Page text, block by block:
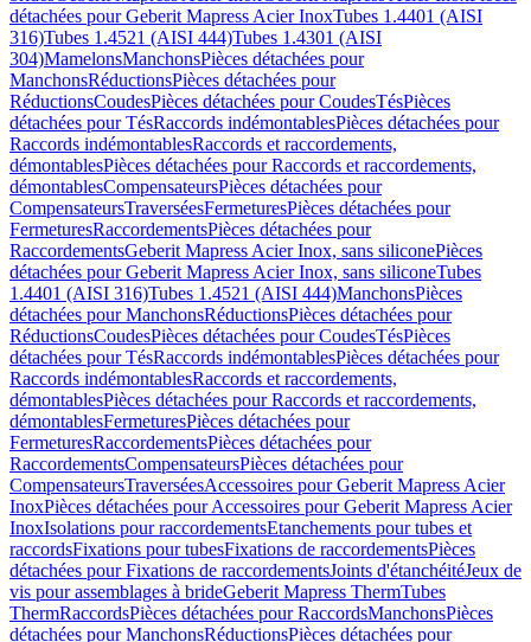
détachées pour Geberit Mapress Acier InoxTubes 1.4401 (AISI
316)Tubes 1.4521 (AISI 444)Tubes 1.4301 (AISI
304)MamelonsManchonsPièces détachées pour
ManchonsRéductionsPièces détachées pour
RéductionsCoudesPièces détachées pour CoudesTésPièces
détachées pour TésRaccords indémontablesPièces détachées pour
Raccords indémontablesRaccords et raccordements,
démontablesPièces détachées pour Raccords et raccordements,
démontablesCompensateursPièces détachées pour
CompensateursTraverséesFermeturesPièces détachées pour
FermeturesRaccordementsPièces détachées pour
RaccordementsGeberit Mapress Acier Inox, sans siliconePièces
détachées pour Geberit Mapress Acier Inox, sans siliconeTubes
1.4401 (AISI 316)Tubes 1.4521 (AISI 444)ManchonsPièces
détachées pour ManchonsRéductionsPièces détachées pour
RéductionsCoudesPièces détachées pour CoudesTésPièces
détachées pour TésRaccords indémontablesPièces détachées pour
Raccords indémontablesRaccords et raccordements,
démontablesPièces détachées pour Raccords et raccordements,
démontablesFermeturesPièces détachées pour
FermeturesRaccordementsPièces détachées pour
RaccordementsCompensateursPièces détachées pour
CompensateursTraverséesAccessoires pour Geberit Mapress Acier
InoxPièces détachées pour Accessoires pour Geberit Mapress Acier
InoxIsolations pour raccordementsEtanchements pour tubes et
raccordsFixations pour tubesFixations de raccordementsPièces
détachées pour Fixations de raccordementsJoints d'étanchéitéJeux de
vis pour assemblages à brideGeberit Mapress ThermTubes
ThermRaccordsPièces détachées pour RaccordsManchonsPièces
détachées pour ManchonsRéductionsPièces détachées pour